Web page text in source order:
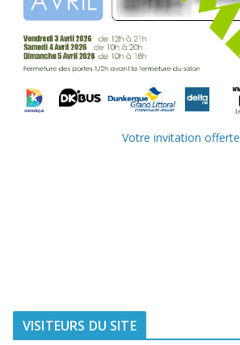
Votre invitation offerte
VISITEURS DU SITE